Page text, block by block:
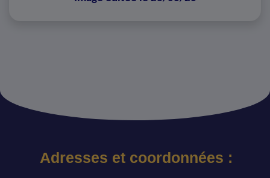
Adresses et coordonnées :